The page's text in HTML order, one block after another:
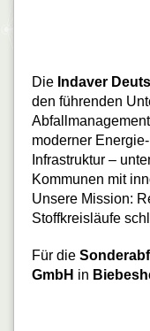
Die Indaver
den führenden
moderner
Infrastruktur –
Kommunen mit
Unsere Mission:
Stoffkreisläufe
Für die
GmbH in